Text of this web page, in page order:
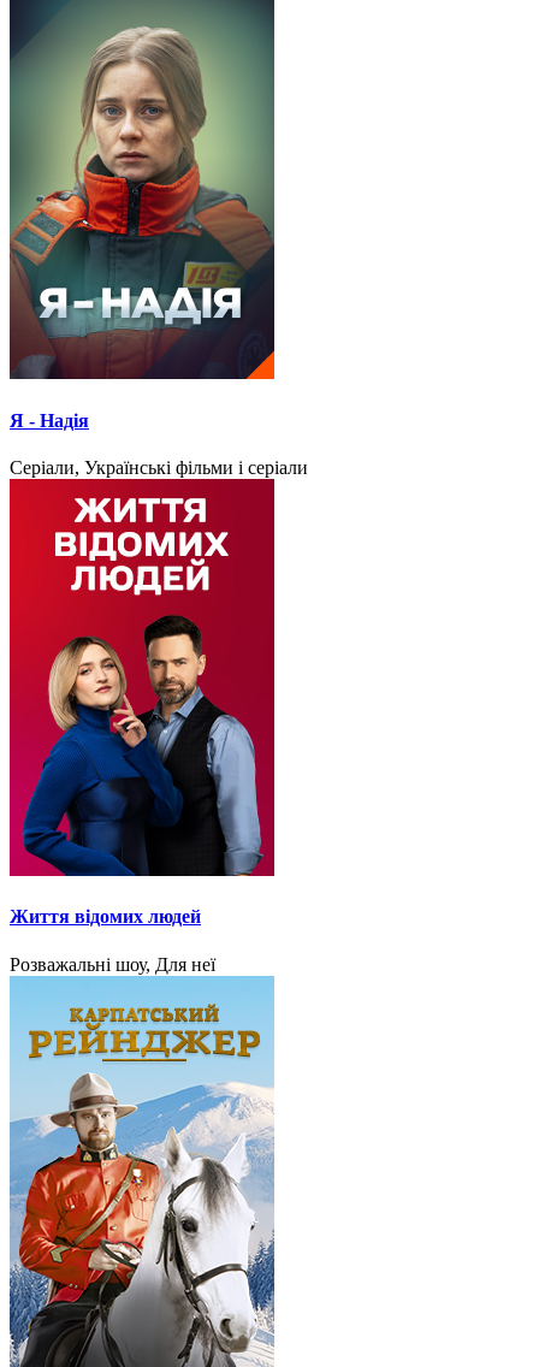
Я - Надія
Серіали, Українські фільми і серіали
Життя відомих людей
Розважальні шоу, Для неї